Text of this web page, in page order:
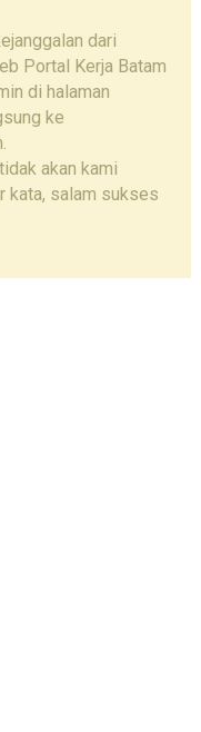
dari
Portal Kerja Batam
di halaman
ke
akan kami
kata, salam sukses